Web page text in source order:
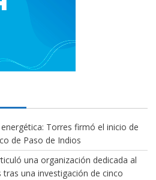
Torres firmó el inicio de
de Paso de Indios
una organización dedicada al
una investigación de cinco